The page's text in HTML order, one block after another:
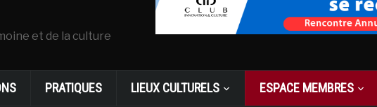
et de la culture
PRATIQUES LIEUX CULTURELS ESPACE MEMBRES